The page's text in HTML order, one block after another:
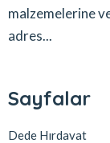
malzemelerine
adres...
Sayfalar
Dede Hırdavat